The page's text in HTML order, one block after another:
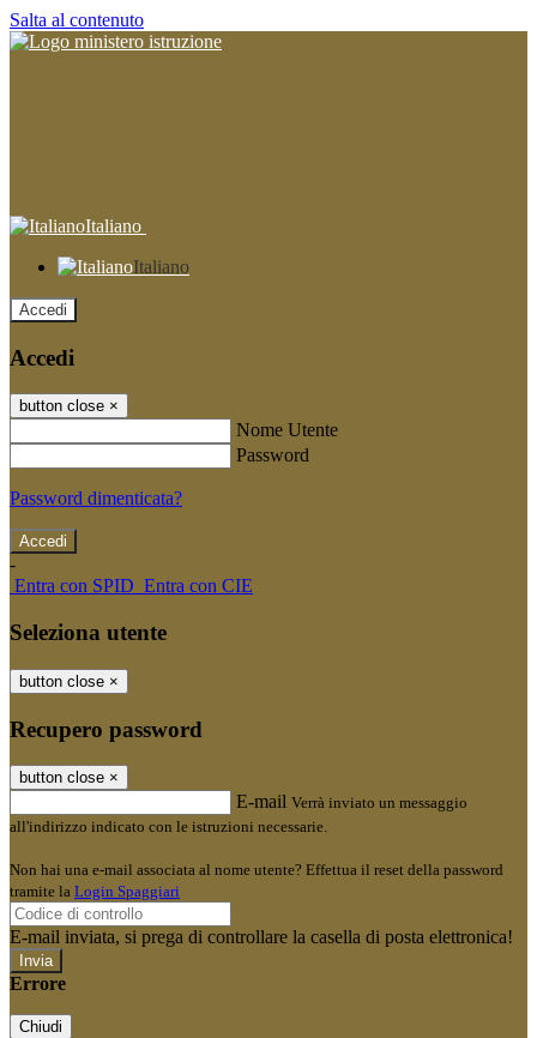
Salta al contenuto
Italiano
Italiano
Accedi
Accedi
button close ×
Nome Utente
Password
Password dimenticata?
-
Entra con SPID Entra con CIE
Seleziona utente
button close ×
Recupero password
button close ×
E-mail Verrà inviato un messaggio
all'indirizzo indicato con le istruzioni necessarie.
Non hai una e-mail associata al nome utente? Effettua il reset della password
tramite la Login Spaggiari
E-mail inviata, si prega di controllare la casella di posta elettronica!
Errore
Chiudi